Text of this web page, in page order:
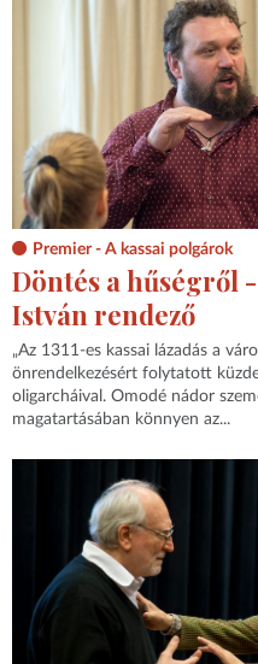
Premier - A kassai polgárok
Döntés a hűségről -
István rendező
„Az 1311-es kassai lázadás a
önrendelkezésért folytatott
oligarcháival. Omodé nádor
magatartásában könnyen az...